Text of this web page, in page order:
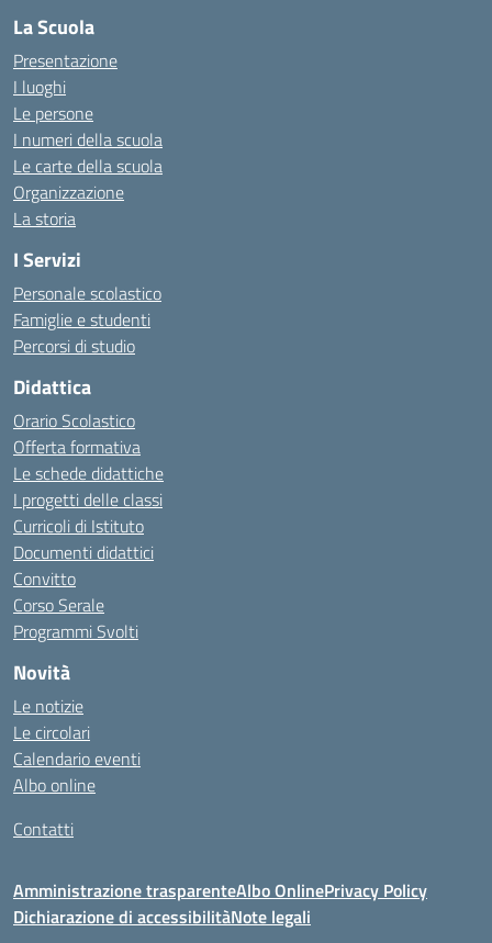
La Scuola
Presentazione
I luoghi
Le persone
I numeri della scuola
Le carte della scuola
Organizzazione
La storia
I Servizi
Personale scolastico
Famiglie e studenti
Percorsi di studio
Didattica
Orario Scolastico
Offerta formativa
Le schede didattiche
I progetti delle classi
Curricoli di Istituto
Documenti didattici
Convitto
Corso Serale
Programmi Svolti
Novità
Le notizie
Le circolari
Calendario eventi
Albo online
Contatti
Amministrazione trasparenteAlbo OnlinePrivacy Policy
Dichiarazione di accessibilitàNote legali